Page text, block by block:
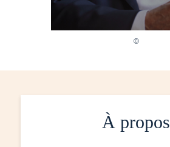
À propos